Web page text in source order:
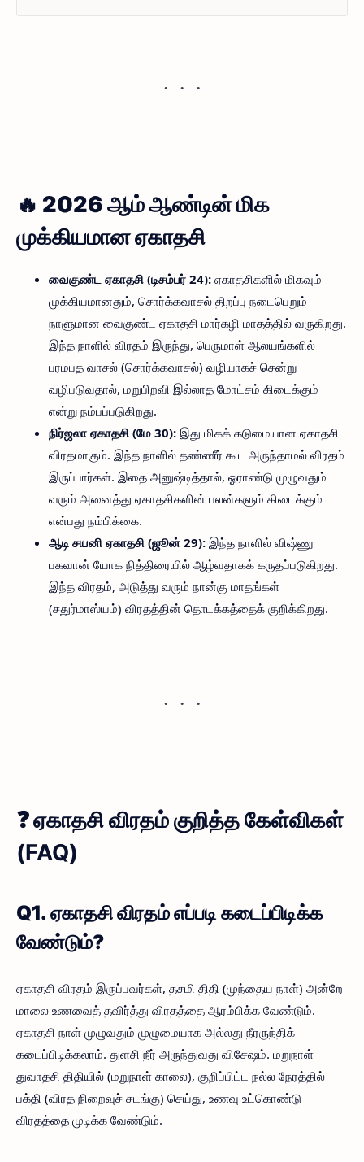
🔥 2026 ஆம் ஆண்டின் மிக
முக்கியமான ஏகாதசி
வைகுண்ட ஏகாதசி (டிசம்பர் 24): ஏகாதசிகளில் மிகவும்
முக்கியமானதும், சொர்க்கவாசல் திறப்பு நடைபெறும்
நாளுமான வைகுண்ட ஏகாதசி மார்கழி மாதத்தில் வருகிறது.
இந்த நாளில் விரதம் இருந்து, பெருமாள் ஆலயங்களில்
பரமபத வாசல் (சொர்க்கவாசல்) வழியாகச் சென்று
வழிபடுவதால், மறுபிறவி இல்லாத மோட்சம் கிடைக்கும்
என்று நம்பப்படுகிறது.
நிர்ஜலா ஏகாதசி (மே 30): இது மிகக் கடுமையான ஏகாதசி
விரதமாகும். இந்த நாளில் தண்ணீர் கூட அருந்தாமல் விரதம்
இருப்பார்கள். இதை அனுஷ்டித்தால், ஓராண்டு முழுவதும்
வரும் அனைத்து ஏகாதசிகளின் பலன்களும் கிடைக்கும்
என்பது நம்பிக்கை.
ஆடி சயனி ஏகாதசி (ஜூன் 29): இந்த நாளில் விஷ்ணு
பகவான் யோக நித்திரையில் ஆழ்வதாகக் கருதப்படுகிறது.
இந்த விரதம், அடுத்து வரும் நான்கு மாதங்கள்
(சதுர்மாஸ்யம்) விரதத்தின் தொடக்கத்தைக் குறிக்கிறது.
❓ஏகாதசி விரதம் குறித்த கேள்விகள்
(FAQ)
Q1. ஏகாதசி விரதம் எப்படி கடைப்பிடிக்க
வேண்டும்?
ஏகாதசி விரதம் இருப்பவர்கள், தசமி திதி (முந்தைய நாள்) அன்றே
மாலை உணவைத் தவிர்த்து விரதத்தை ஆரம்பிக்க வேண்டும்.
ஏகாதசி நாள் முழுவதும் முழுமையாக அல்லது நீரருந்திக்
கடைப்பிடிக்கலாம். துளசி நீர் அருந்துவது விசேஷம். மறுநாள்
துவாதசி திதியில் (மறுநாள் காலை), குறிப்பிட்ட நல்ல நேரத்தில்
பக்தி (விரத நிறைவுச் சடங்கு) செய்து, உணவு உட்கொண்டு
விரதத்தை முடிக்க வேண்டும்.